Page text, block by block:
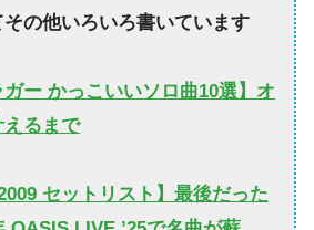
の他いろいろ書いています
ガー かっこいいソロ曲10選】オ
るまで
セットリスト】最後だった